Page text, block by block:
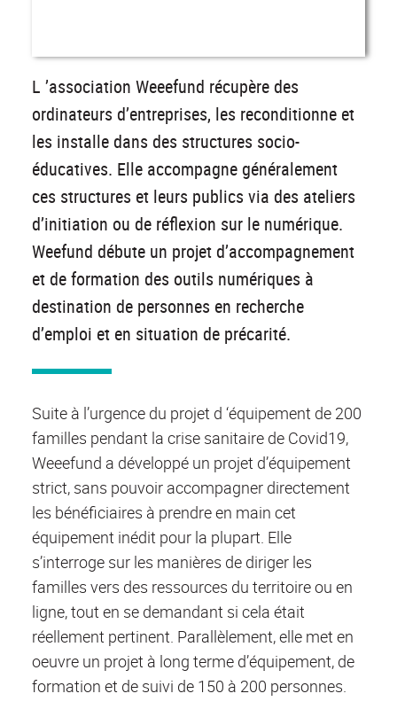
L ’association Weeefund récupère des
ordinateurs d’entreprises, les reconditionne et
les installe dans des structures socio-
éducatives. Elle accompagne généralement
ces structures et leurs publics via des ateliers
d’initiation ou de réflexion sur le numérique.
Weefund débute un projet d’accompagnement
et de formation des outils numériques à
destination de personnes en recherche
d’emploi et en situation de précarité.
Suite à l’urgence du projet d ‘équipement de 200
familles pendant la crise sanitaire de Covid19,
Weeefund a développé un projet d’équipement
strict, sans pouvoir accompagner directement
les bénéficiaires à prendre en main cet
équipement inédit pour la plupart. Elle
s’interroge sur les manières de diriger les
familles vers des ressources du territoire ou en
ligne, tout en se demandant si cela était
réellement pertinent. Parallèlement, elle met en
oeuvre un projet à long terme d’équipement, de
formation et de suivi de 150 à 200 personnes.